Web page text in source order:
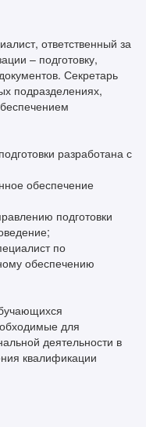
ответственный за
– подготовку,
Секретарь
подразделениях,
разработана с
обеспечение
подготовки
по
обеспечению
для
деятельности в
квалификации